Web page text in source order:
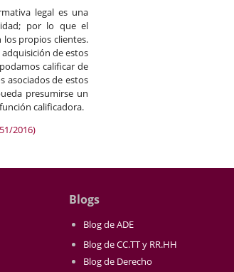
legal es una
por lo que el
propios clientes.
de estos
calificar de
asociados de estos
presumirse un
calificadora.
2016)
Blogs
Blog de ADE
Blog de CC.TT y RR.HH
Blog de Derecho